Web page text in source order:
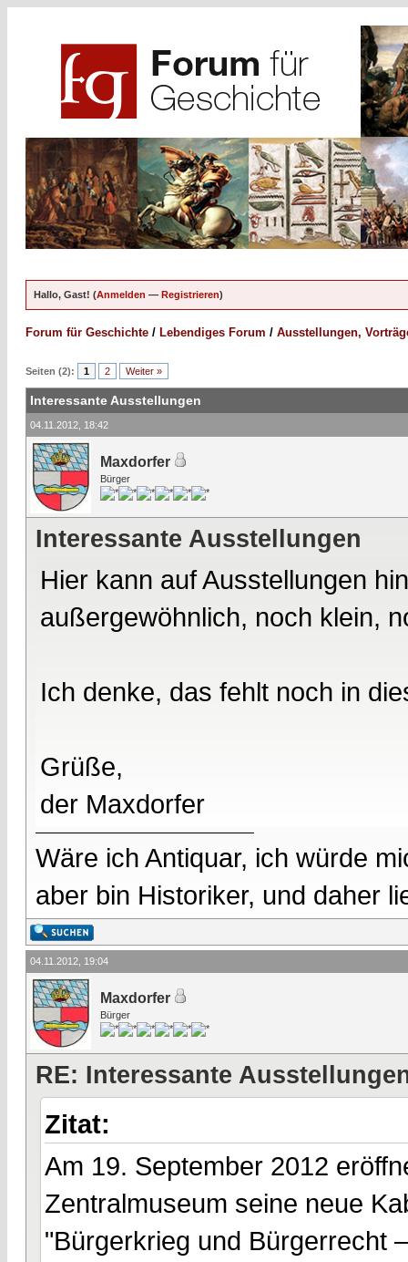
Hallo, Gast! (Anmelden — Registrieren)
Forum für Geschichte / Lebendiges Forum / Ausstellungen,
Seiten (2): 1 2 Weiter »
Interessante Ausstellungen
04.11.2012, 18:42
Maxdorfer
Bürger
Interessante Ausstellungen
Hier kann auf Ausstellungen
außergewöhnlich, noch klein,
Ich denke, das fehlt noch in
Grüße,
der Maxdorfer
Wäre ich Antiquar, ich würde
aber bin Historiker, und daher
04.11.2012, 19:04
Maxdorfer
Bürger
RE: Interessante
Zitat:
Am 19. September 2012
Zentralmuseum seine neue
"Bürgerkrieg und Bürgerrecht